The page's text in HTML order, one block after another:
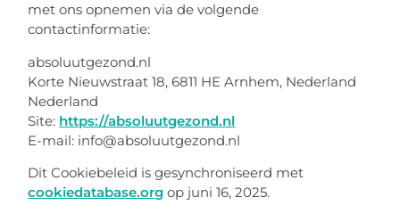
met ons opnemen via de volgende
contactinformatie:
absoluutgezond.nl
Korte Nieuwstraat 18, 6811 HE Arnhem, Nederland
Nederland
Site: https://absoluutgezond.nl
E-mail: info@absoluutgezond.nl
Dit Cookiebeleid is gesynchroniseerd met
cookiedatabase.org op juni 16, 2025.